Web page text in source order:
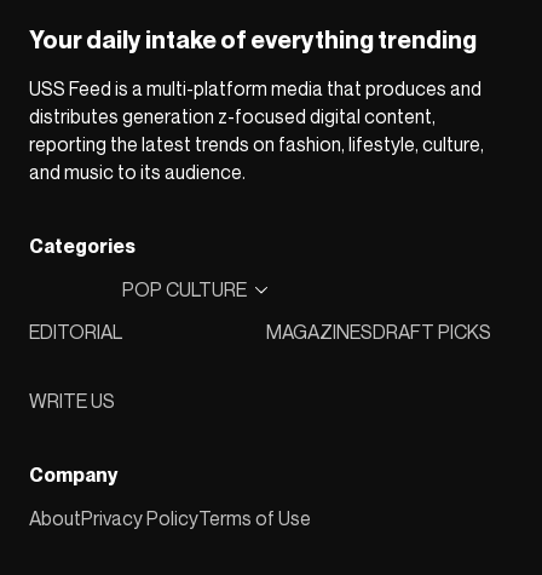
Your daily intake of everything trending
USS Feed is a multi-platform media that produces and
distributes generation z-focused digital content,
reporting the latest trends on fashion, lifestyle, culture,
and music to its audience.
Categories
EDITORIAL
POP CULTURE
MAGAZINESDRAFT PICKS
WRITE US
Company
AboutPrivacy PolicyTerms of Use